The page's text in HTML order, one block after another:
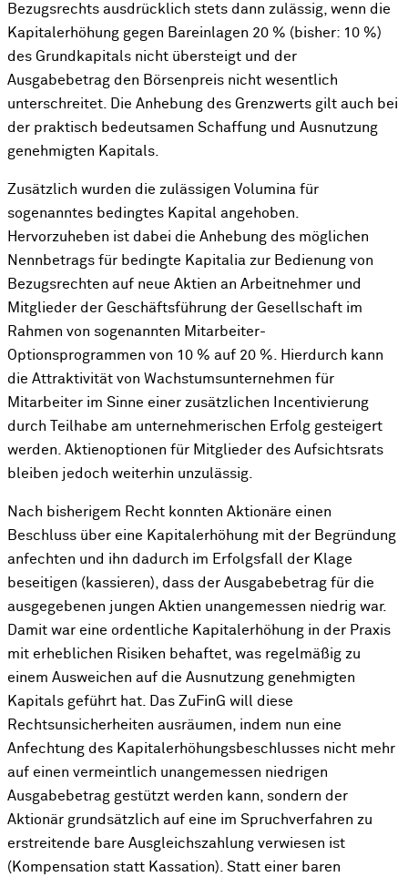
Bezugsrechts ausdrücklich stets dann zulässig, wenn die
Kapitalerhöhung gegen Bareinlagen 20 % (bisher: 10 %)
des Grundkapitals nicht übersteigt und der
Ausgabebetrag den Börsenpreis nicht wesentlich
unterschreitet. Die Anhebung des Grenzwerts gilt auch bei
der praktisch bedeutsamen Schaffung und Ausnutzung
genehmigten Kapitals.
Zusätzlich wurden die zulässigen Volumina für
sogenanntes bedingtes Kapital angehoben.
Hervorzuheben ist dabei die Anhebung des möglichen
Nennbetrags für bedingte Kapitalia zur Bedienung von
Bezugsrechten auf neue Aktien an Arbeitnehmer und
Mitglieder der Geschäftsführung der Gesellschaft im
Rahmen von sogenannten Mitarbeiter-
Optionsprogrammen von 10 % auf 20 %. Hierdurch kann
die Attraktivität von Wachstumsunternehmen für
Mitarbeiter im Sinne einer zusätzlichen Incentivierung
durch Teilhabe am unternehmerischen Erfolg gesteigert
werden. Aktienoptionen für Mitglieder des Aufsichtsrats
bleiben jedoch weiterhin unzulässig.
Nach bisherigem Recht konnten Aktionäre einen
Beschluss über eine Kapitalerhöhung mit der Begründung
anfechten und ihn dadurch im Erfolgsfall der Klage
beseitigen (kassieren), dass der Ausgabebetrag für die
ausgegebenen jungen Aktien unangemessen niedrig war.
Damit war eine ordentliche Kapitalerhöhung in der Praxis
mit erheblichen Risiken behaftet, was regelmäßig zu
einem Ausweichen auf die Ausnutzung genehmigten
Kapitals geführt hat. Das ZuFinG will diese
Rechtsunsicherheiten ausräumen, indem nun eine
Anfechtung des Kapitalerhöhungsbeschlusses nicht mehr
auf einen vermeintlich unangemessen niedrigen
Ausgabebetrag gestützt werden kann, sondern der
Aktionär grundsätzlich auf eine im Spruchverfahren zu
erstreitende bare Ausgleichszahlung verwiesen ist
(Kompensation statt Kassation). Statt einer baren